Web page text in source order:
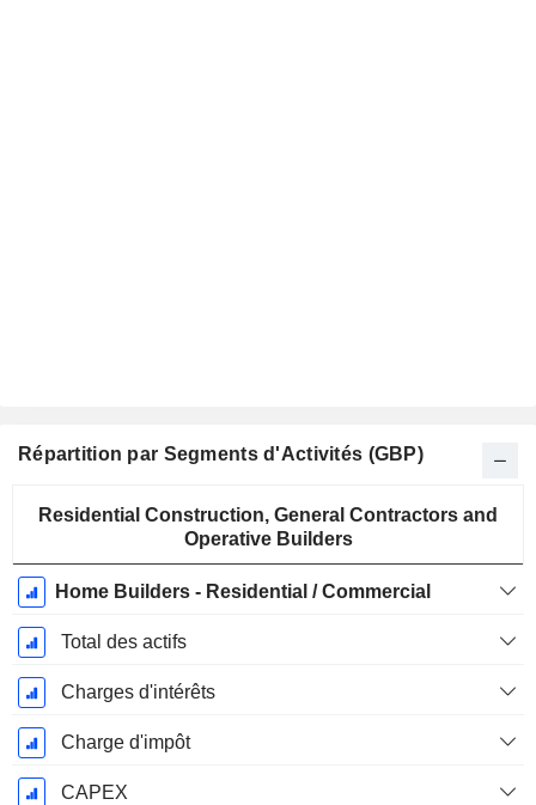
Répartition par Segments d'Activités (GBP)
Fiscale:
Residential Construction, General Contractors and
Operative Builders
Home Builders - Residential / Commercial
Total des actifs
Charges d'intérêts
Charge d'impôt
CAPEX